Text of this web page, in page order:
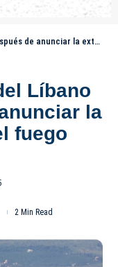
la extensión del alto el fuego
Líbano
la
fuego
2 Min Read